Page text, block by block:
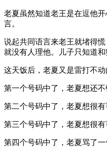
老夏虽然知道老王是在逗他
言。
说起共同语言来老王就堵得
就没有人理他。儿子只知道
这天饭后，老夏又是雷打不动
第一个号码中了，老夏想还不
第二个号码中了，老夏想很有
第三个号码中了，老夏想很有
第四个号码中了，老夏骂了一